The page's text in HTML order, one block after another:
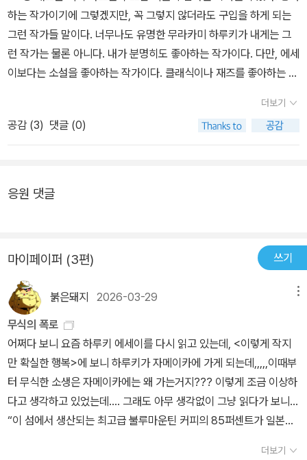
이라는 것을 생각했을 때 어쩌면 일본의 거품 경제가 사그러들기 시
작하며 진짜 행복이 무엇인지 은연 중에 알려주고 싶은 하루키의 깨
달음에서 시작된 것은 아니었을까 생각해 본다. 어쨌거나 이번 에세
이를 쓸 당시의 하루키는 꽤나 활력이 넘치는 젊은이 같은 느낌이 팍
팍 다가온다. 그리고 간간히 전해주듯이 캠브리지에 머무는 동안 태
엽 감는 새 장편의 초고를 끝내며 무엇을 했는지, 그때의 감정은 어떠
적인 생활 습관이나 밤낮이 바뀐 생활패턴 또는 헤비스모커나 알코릭
냐는 빈정거림도 담겨 있는 듯 하다. 하지만 가만히 생각해보면 아주
젊을 때가 아니고서는 그런 악습관을 가지고 하루키처럼 많은 책을
쓰기란 불가능하다. 글을 쓴다는 것은 온 몸을 굴리는 육체 노동은 아
니지만 그에 못지 않은 에너지가 소비된다. 무엇인가에 집중하기 위
해서는 체력이 바탕이 되어야 하고 엉덩이를 의자에 붙이고 장시간
이야기를 만들어내기 위해서는 당연히 허리가 튼튼해야 한다. 그런
면에서 70대를 넘긴 하루키가 500페이지에 달하는 신작 소설을 쓸
수 있다는 것은 그야말로 건강 관리에 얼마나 많은 노력을 기울인 것
인지 알 수 있는 지표이다. 이번 책에서 보스톤 마라톤을 완주한 내용
이 두 번이나 나오는데, 달리기라는 인간이 할 수 있는 가장 원초적인
운동이라고 할 수 있지만 42,195km를 달린다는 것은 차원이 다른
하는 작가이기에 그렇겠지만, 꼭 그렇지 않더라도 구입을 하게 되는
그런 작가들 말이다. 너무나도 유명한 무라카미 하루키가 내게는 그
런 작가는 물론 아니다. 내가 분명히도 좋아하는 작가이다. 다만, 에세
이보다는 소설을 좋아하는 작가이다. 클래식이나 재즈를 좋아하는 작
았다. 나 역시 클래식이나 재즈를 좋아하지만, 잘 알고 좋아하는 것은
아닌 탓인지도 모른다. 여튼 내가 좋아하는 하루키는 소설에 한정해
서이다. 아! 그러고보니, 달리기와 관련된 에세이는 재밌게 읽었다. 하
고, 좋아하는 운동이라서 그런지도 모르겠다. 앞서서 말했지만, 장르
최근에 읽은 하루키의 소설이나 에세이가 좋았던 탓도 있었을 것 같
다. 이 책은 하루키가 미국에서 지낸 이야기를 적은 책이다. 새로 나온
책은 아니고, 예전에 나온 책을 커버를 달리해서 새롭게 나왔다. 첫 출
판연도를 보니, 아직은 내가 하루키의 책을 읽기 시작했던 시기는 아
닌 것 같다. 이 책이 내게는 새로 출판된 책처럼 느껴진 이유이다. 이
제는 많이 유명해졌을 것 같은데, 저자인 하루키는 대단히 규칙적인
사람이다. 매일 자는 시간이 일정하며, 글을 쓰는 시간과 달리기 하는
시간도 정해져 있다. 이 책은 그런 삶에서 뭔가는 다른 이야기를 들려
주고 있다. 몇 시에 일어나 몇 시까지는 글을 쓰고, 달리기를 하며, 저
녁 시간에 무엇을 하는지, 시간표가 정해져 있지만, 그 알려진 시간표
상들이 주는 확실한 행복에 대한 이야기를 담고 있다. 그러고 보면,
더보기
공감 (3) 댓글 (0)
응원 댓글
마이페이퍼 (3편) 쓰기
붉은돼지 2026-03-29
무식의 폭로
어쩌다 보니 요즘 하루키 에세이를 다시 읽고 있는데, <이렇게 작지
만 확실한 행복>에 보니 하루키가 자메이카에 가게 되는데,,,,,이때부
터 무식한 소생은 자메이카에는 왜 가는거지??? 이렇게 조금 이상하
다고 생각하고 있었는데.... 그래도 아무 생각없이 그냥 읽다가 보니...
“이 섬에서 생산되는 최고급 불루마운틴 커피의 85퍼센트가 일본으
더보기